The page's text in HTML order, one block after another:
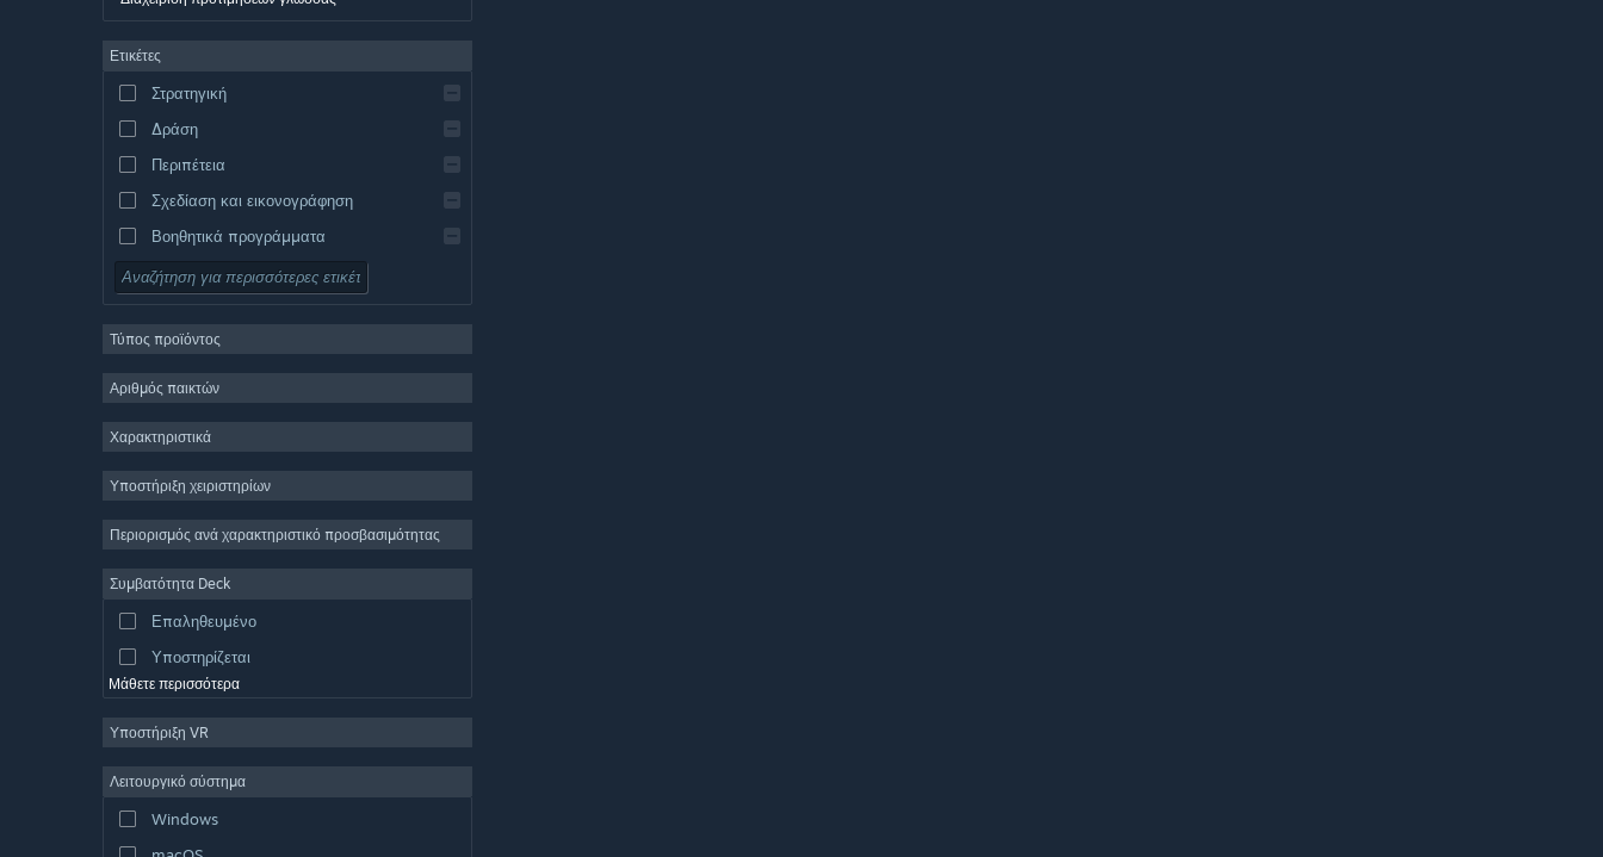
Ετικέτες
Στρατηγική
Δράση
Περιπέτεια
Σχεδίαση και εικονογράφηση
Βοηθητικά προγράμματα
Δωρεάν για παίξιμο
Μαζικό πολλών παικτών
Indie
Χαλαρό
Προσομοίωση
Παραγωγή βίντεο
Επεξεργασία εικόνας
Τύπος προϊόντος
Αριθμός παικτών
Χαρακτηριστικά
Υποστήριξη χειριστηρίων
Περιορισμός ανά χαρακτηριστικό προσβασιμότητας
Συμβατότητα Deck
Επαληθευμένο
Υποστηρίζεται
Μάθετε περισσότερα
Υποστήριξη VR
Λειτουργικό σύστημα
Windows